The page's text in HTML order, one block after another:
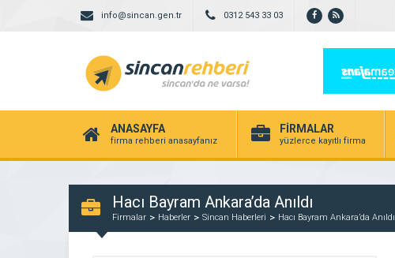
info@sincan.gen.tr 0312 543 33 03
ANASAYFA
firma rehberi anasayfanız
FİRMALAR
yüzlerce kayıtlı firma
Hacı Bayram Ankara’da Anıldı
Firmalar Haberler Sincan Haberleri Hacı Bayram Ankara’da Anıldı